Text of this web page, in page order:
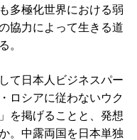
多極化世界における弱
協力によって生きる道
。
て日本人ビジネスパー
ロシアに従わないウク
を掲げることと、発想
。中露両国を日本単独